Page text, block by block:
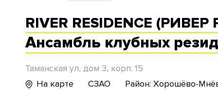
RIVER RESIDENCE
Ансамбль клубных
Таманская ул, дом 3, корп. 15
На карте
СЗАО Район: Хорошёво-